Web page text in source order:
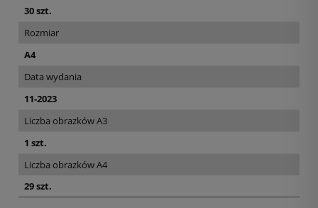
30 szt.
Rozmiar
A4
Data wydania
11-2023
Liczba obrazków A3
1 szt.
Liczba obrazków A4
29 szt.